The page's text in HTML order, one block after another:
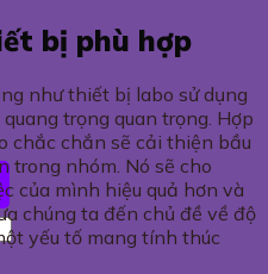
bị phù hợp
như thiết bị labo sử dụng
trọng quan trọng. Hợp
chắc chắn sẽ cải thiện bầu
trong nhóm. Nó sẽ cho
của mình hiệu quả hơn và
chúng ta đến chủ đề về độ
yếu tố mang tính thúc